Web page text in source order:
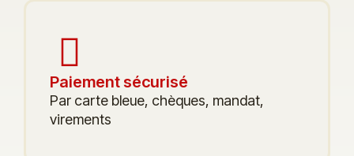
Paiement sécurisé
Par carte bleue, chèques, mandat,
virements